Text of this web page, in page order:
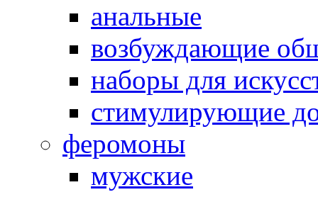
анальные
возбуждающие
наборы для
стимулирующие
феромоны
мужские